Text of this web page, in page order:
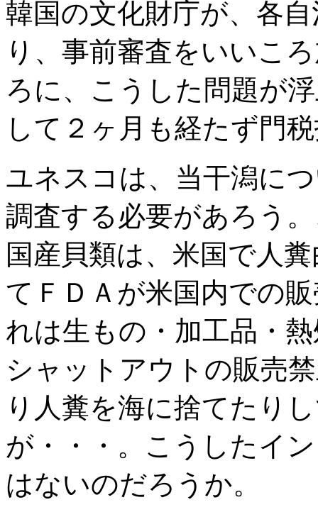
韓国の文化財庁が、各
り、事前審査をいいこ
ろに、こうした問題が
して２ヶ月も経たず門
ユネスコは、当干潟に
調査する必要があろう
国産貝類は、米国で人
てＦＤＡが米国内での
れは生もの・加工品・
シャットアウトの販売
り人糞を海に捨てたり
が・・・。こうしたイ
はないのだろうか。